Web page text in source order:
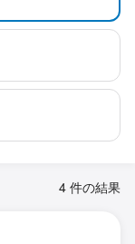
4 件の結果